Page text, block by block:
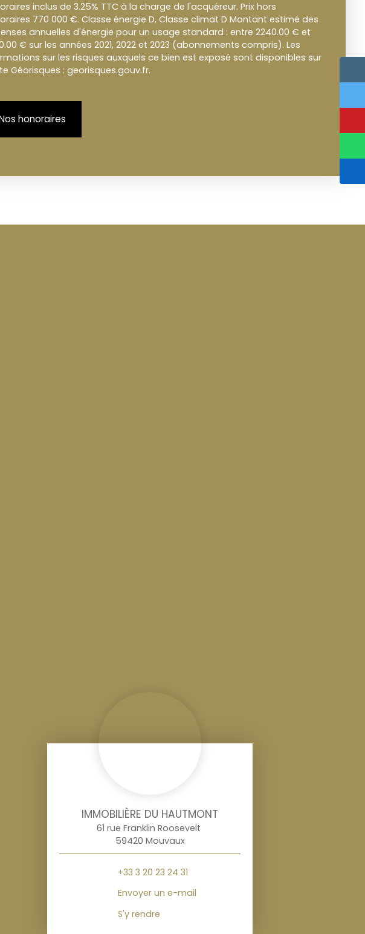
inclus de 3.25% TTC à la charge de l'acquéreur. Prix hors
770 000 €. Classe énergie D, Classe climat D Montant estimé des
annuelles d'énergie pour un usage standard : entre 2240.00 € et
€ sur les années 2021, 2022 et 2023 (abonnements compris). Les
sur les risques auxquels ce bien est exposé sont disponibles sur
Géorisques : georisques.gouv.fr.
honoraires
IMMOBILIÈRE DU HAUTMONT
61 rue Franklin Roosevelt
59420 Mouvaux
+33 3 20 23 24 31
Envoyer un e-mail
S'y rendre